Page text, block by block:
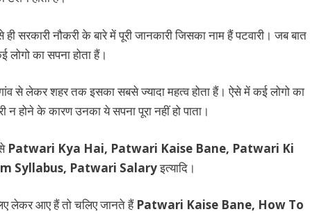
नौकरी के बारे में पूरी जानकारी जिसका नाम हैं पटवारी। जब बात
लोगो का सपना होता हैं।
से लेकर शहर तक इसका सबसे ज्यादा महत्व होता हैं। ऐसे में कई लोगो का
न होने के कारण उनका ये सपना पूरा नहीं हो पाता।
Patwari Kya Hai, Patwari Kaise Bane, Patwari Ki
Syllabus, Patwari Salaryइत्यादि।
लेकर आए हैं तो चलिए जानते हैं Patwari Kaise Bane, How To